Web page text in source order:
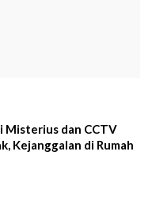
Misterius dan CCTV
Kejanggalan di Rumah